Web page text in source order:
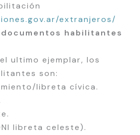
extranjeros/
habilitantes
ultimo ejemplar, los
son:
libreta cívica.
libreta celeste).